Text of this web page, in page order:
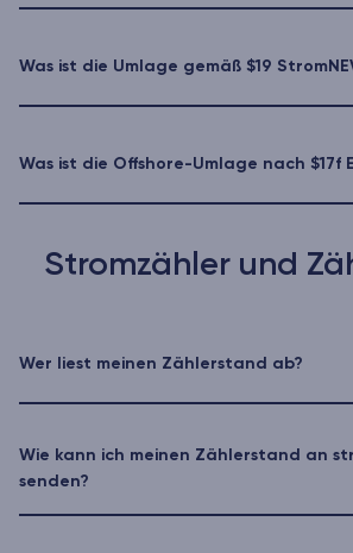
Was ist die Umlage gemäß $19
Was ist die Offshore-Umlage nach $17f
Stromzähler und
Wer liest meinen Zählerstand ab?
Wie kann ich meinen Zählerstand an
senden?